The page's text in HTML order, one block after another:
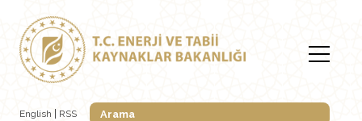
English RSS